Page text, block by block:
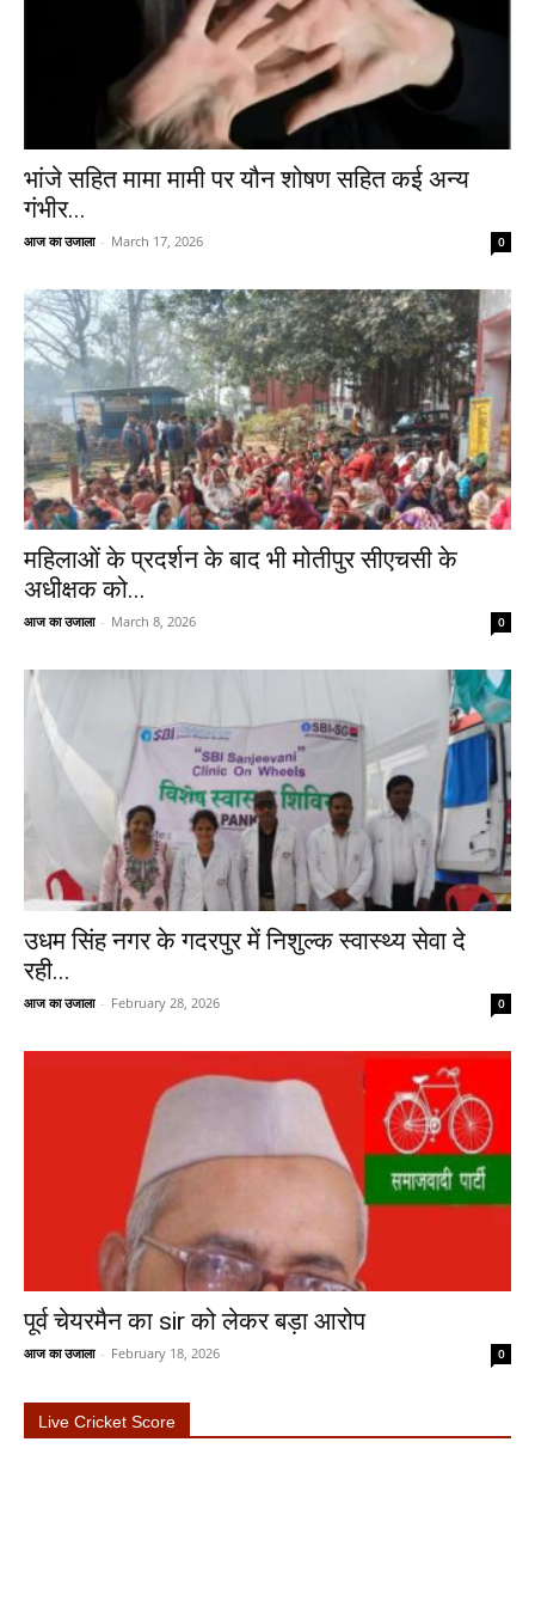
भांजे सहित मामा मामी पर यौन शोषण सहित कई अन्य
गंभीर...
आज का उजाला - March 17, 2026 0
महिलाओं के प्रदर्शन के बाद भी मोतीपुर सीएचसी के
अधीक्षक को...
आज का उजाला - March 8, 2026 0
उधम सिंह नगर के गदरपुर में निशुल्क स्वास्थ्य सेवा दे
रही...
आज का उजाला - February 28, 2026 0
पूर्व चेयरमैन का sir को लेकर बड़ा आरोप
आज का उजाला - February 18, 2026 0
Live Cricket Score